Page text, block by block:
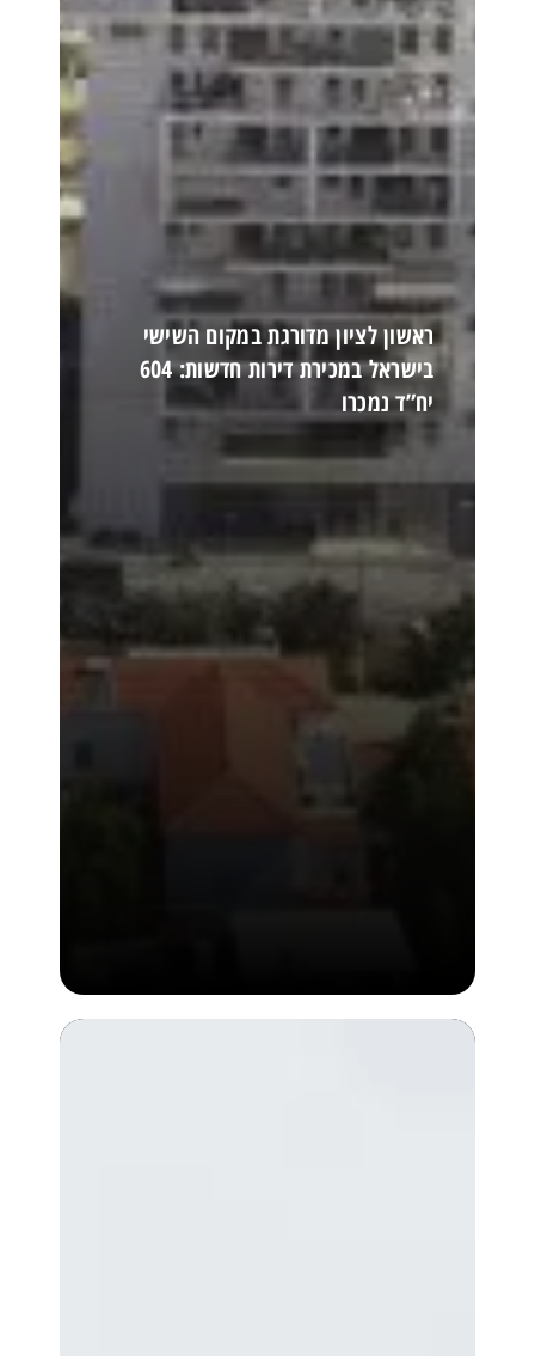
ראשון לציון מדורגת במקום השישי
בישראל במכירת דירות חדשות: 604
יח”ד נמכרו
קרא עוד